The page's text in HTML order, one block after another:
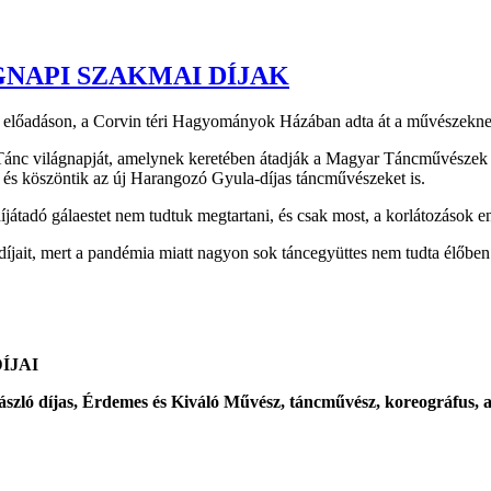
SZAKMAI DÍJAK
a Corvin téri Hagyományok Házában adta át a
világnapját, amelynek keretében átadják a Magyar
köszöntik az új Harangozó Gyula-díjas táncművészeket is.
gálaestet nem tudtuk megtartani, és csak most, a korlátozások
mert a pandémia miatt nagyon sok táncegyüttes nem tudta
díjas, Érdemes és Kiváló Művész, táncművész,